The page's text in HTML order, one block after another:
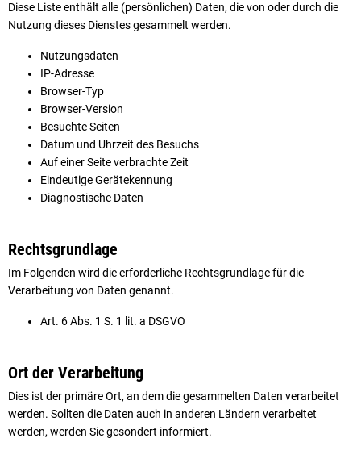
Diese Liste enthält alle (persönlichen) Daten, die von oder durch die
Nutzung dieses Dienstes gesammelt werden.
Nutzungsdaten
IP-Adresse
Browser-Typ
Browser-Version
Besuchte Seiten
Datum und Uhrzeit des Besuchs
Auf einer Seite verbrachte Zeit
Eindeutige Gerätekennung
Diagnostische Daten
Rechtsgrundlage
Im Folgenden wird die erforderliche Rechtsgrundlage für die
Verarbeitung von Daten genannt.
Art. 6 Abs. 1 S. 1 lit. a DSGVO
Ort der Verarbeitung
Dies ist der primäre Ort, an dem die gesammelten Daten verarbeitet
werden. Sollten die Daten auch in anderen Ländern verarbeitet
werden, werden Sie gesondert informiert.